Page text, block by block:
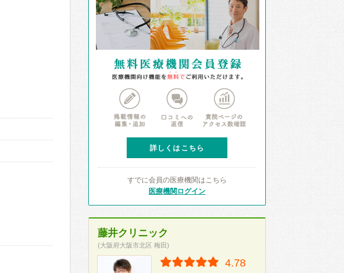
詳しくはこちら
すでに会員の医療機関はこちら
医療機関ログイン
藤井クリニック
(大阪府大阪市北区 梅田)
4.78